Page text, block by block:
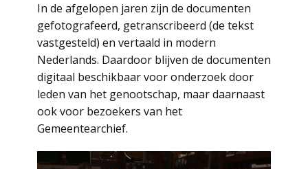
In de afgelopen jaren zijn de documenten
gefotografeerd, getranscribeerd (de tekst
vastgesteld) en vertaald in modern
Nederlands. Daardoor blijven de documenten
digitaal beschikbaar voor onderzoek door
leden van het genootschap, maar daarnaast
ook voor bezoekers van het
Gemeentearchief.